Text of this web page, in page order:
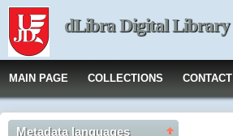
dLibra Digital Library
MAIN PAGE COLLECTIONS CONTACT
Metadata languages